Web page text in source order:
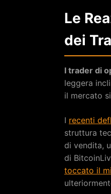
Le
dei
I trader di
leggera
il mercato
I recenti
struttura
di vendita,
di
toccato il